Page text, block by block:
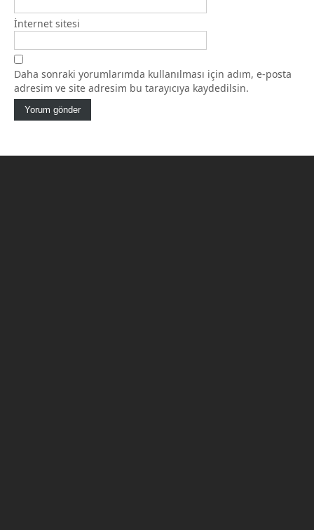
İnternet sitesi
Daha sonraki yorumlarımda kullanılması için adım, e-posta
adresim ve site adresim bu tarayıcıya kaydedilsin.